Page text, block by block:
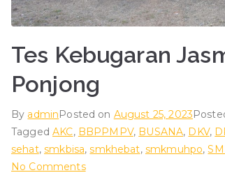
Tes Kebugaran
Ponjong
By adminPosted on August 25, 2023
TaggedAKC, BBPPMPV, BUSANA, DKV,
sehat,smkbisa,smkhebat, smkmuhpo,
No Commentson